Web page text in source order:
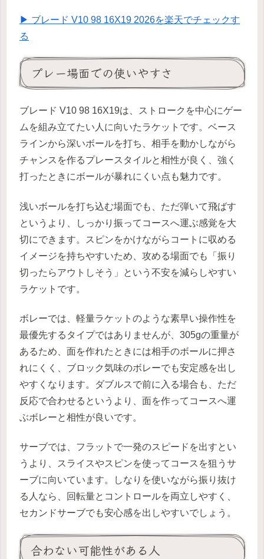
▶︎ ブレード V10 98 16X19 2026を楽天でチェックす
る
プレー場面での使いやすさ
ブレード V10 98 16X19は、ストロークを中心にゲー
ムを組み立てたい人に向いたラケットです。ベース
ラインから深いボールを打ち、相手を動かしながら
チャンスを作るプレースタイルと相性が良く、強く
打ったときにボールが暴れにくい点も魅力です。
浅いボールを打ち込む場面でも、ただ弾いて飛ばす
というより、しっかり振ってコースへ運ぶ感覚を大
切にできます。スピンをかけながらコートに収める
イメージを持ちやすいため、攻める場面でも「振り
切ったらアウトしそう」という不安を減らしやすい
ラケットです。
ボレーでは、軽量ラケットのような素早い操作性を
最優先するタイプではありませんが、305gの重量が
あるため、面を作れたときには相手のボールに押さ
れにくく、ブロック気味のボレーでも安定感を出し
やすくなります。ダブルスで前に入る場合も、ただ
反応で合わせるというより、面を作ってコースへ運
ぶボレーと相性が良いです。
サーブでは、フラットで一発のスピードを出すとい
うより、スライスやスピンを使ってコースを狙うサ
ーブに向いています。しなりを使いながら振り抜け
る人なら、回転量とコントロールを両立しやすく、
セカンドサーブでも安心感を出しやすいでしょう。
合わない可能性がある人